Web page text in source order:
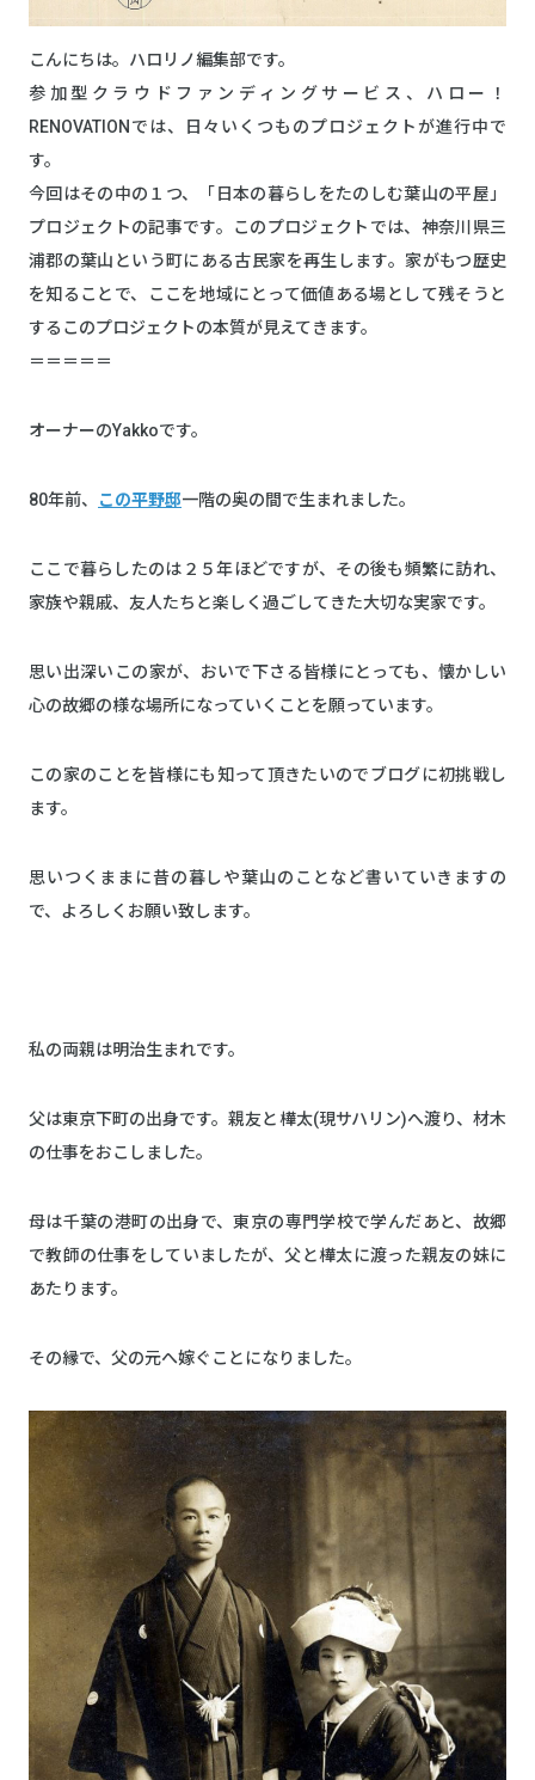
こんにちは。ハロリノ編集部です。
参加型クラウドファンディングサービス、ハロー！
RENOVATIONでは、日々いくつものプロジェクトが進行中で
す。
今回はその中の１つ、「日本の暮らしをたのしむ葉山の平屋」
プロジェクトの記事です。このプロジェクトでは、神奈川県三
浦郡の葉山という町にある古民家を再生します。家がもつ歴史
を知ることで、ここを地域にとって価値ある場として残そうと
するこのプロジェクトの本質が見えてきます。
＝＝＝＝＝
オーナーのYakkoです。
80年前、 この平野邸一階の奥の間で生まれました。
ここで暮らしたのは２５年ほどですが、その後も頻繁に訪れ、
家族や親戚、友人たちと楽しく過ごしてきた大切な実家です。
思い出深いこの家が、おいで下さる皆様にとっても、懐かしい
心の故郷の様な場所になっていくことを願っています。
この家のことを皆様にも知って頂きたいのでブログに初挑戦し
ます。
思いつくままに昔の暮しや葉山のことなど書いていきますの
で、よろしくお願い致します。
私の両親は明治生まれです。
父は東京下町の出身です。親友と樺太(現サハリン)へ渡り、材木
の仕事をおこしました。
母は千葉の港町の出身で、東京の専門学校で学んだあと、故郷
で教師の仕事をしていましたが、父と樺太に渡った親友の妹に
あたります。
その縁で、父の元へ嫁ぐことになりました。